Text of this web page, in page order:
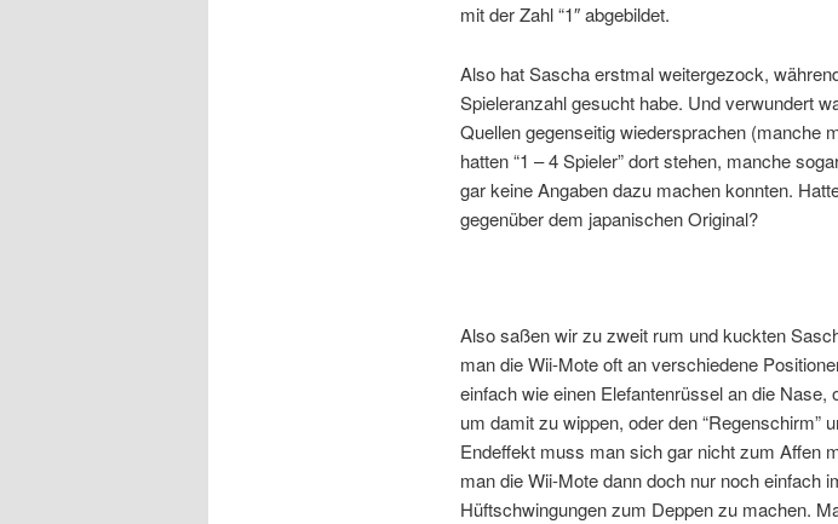
mit der Zahl “1″ abgebildet.
Also hat Sascha erstmal weitergezock,
Spieleranzahl gesucht habe. Und verwundert
Quellen gegenseitig wiedersprachen (manche
hatten “1 – 4 Spieler” dort stehen, manche
gar keine Angaben dazu machen konnten.
gegenüber dem japanischen Original?
Also saßen wir zu zweit rum und kuckten
man die Wii-Mote oft an verschiedene
einfach wie einen Elefantenrüssel an die Nase,
um damit zu wippen, oder den “Regenschirm”
Endeffekt muss man sich gar nicht zum Affen
man die Wii-Mote dann doch nur noch einfach
Hüftschwingungen zum Deppen zu machen.